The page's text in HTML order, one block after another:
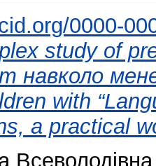
0000-
study of
навколо
with
a practical
Всеволодівна